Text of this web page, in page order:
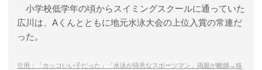
小学校低学年の頃からスイミングスクールに通っていた
広川は、Aくんとともに地元水泳大会の上位入賞の常連だ
った。
引用：「カッコいい子だった」「水泳が得意なスポーツマン」両親が離婚→移